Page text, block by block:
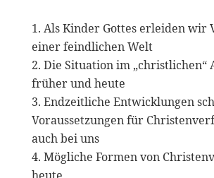
Als Kinder Gottes erleiden wir
einer feindlichen Welt
Die Situation im „christlichen“
früher und heute
Endzeitliche Entwicklungen
Voraussetzungen für
auch bei uns
Mögliche Formen von